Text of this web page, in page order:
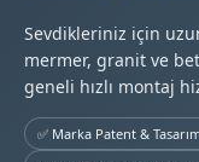
Sevdikleriniz için
mermer, granit ve
geneli hızlı montaj
✅ Marka Patent &